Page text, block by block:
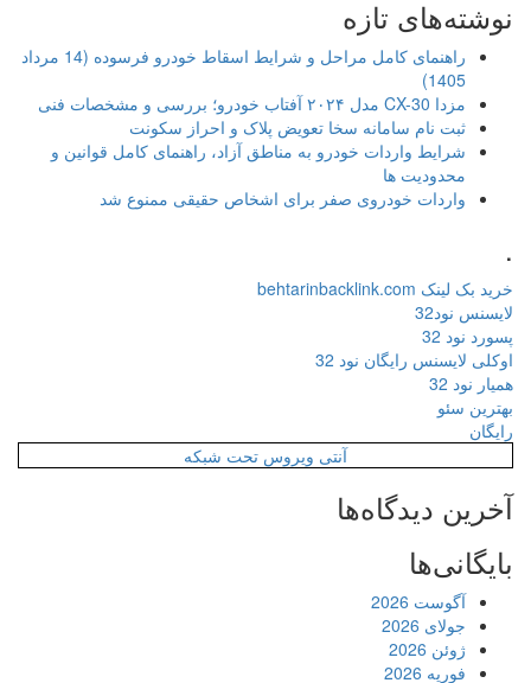
نوشته‌های تازه
راهنمای کامل مراحل و شرایط اسقاط خودرو فرسوده (14 مرداد
1405)
مزدا CX-30 مدل ۲۰۲۴ آفتاب خودرو؛ بررسی و مشخصات فنی
ثبت نام سامانه سخا تعویض پلاک و احراز سکونت
شرایط واردات خودرو به مناطق آزاد، راهنمای کامل قوانین و
محدودیت ها
واردات خودروی صفر برای اشخاص حقیقی ممنوع شد
خرید بک لینک behtarinbacklink.com
لایسنس نود32
پسورد نود 32
اوکلی لایسنس رایگان نود 32
همیار نود 32
بهترین سئو
رایگان
آنتی ویروس تحت شبکه
آخرین دیدگاه‌ها
بایگانی‌ها
آگوست 2026
جولای 2026
ژوئن 2026
فوریه 2026